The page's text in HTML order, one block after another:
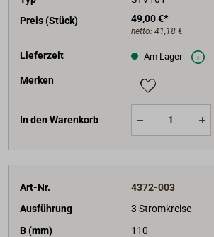
Preis (Stück)
49,00 €*
netto: 41,18 €
Lieferzeit Am Lager
Merken
In den Warenkorb
Art-Nr.
4372-003
Ausführung
3 Stromkreise
B (mm)
110